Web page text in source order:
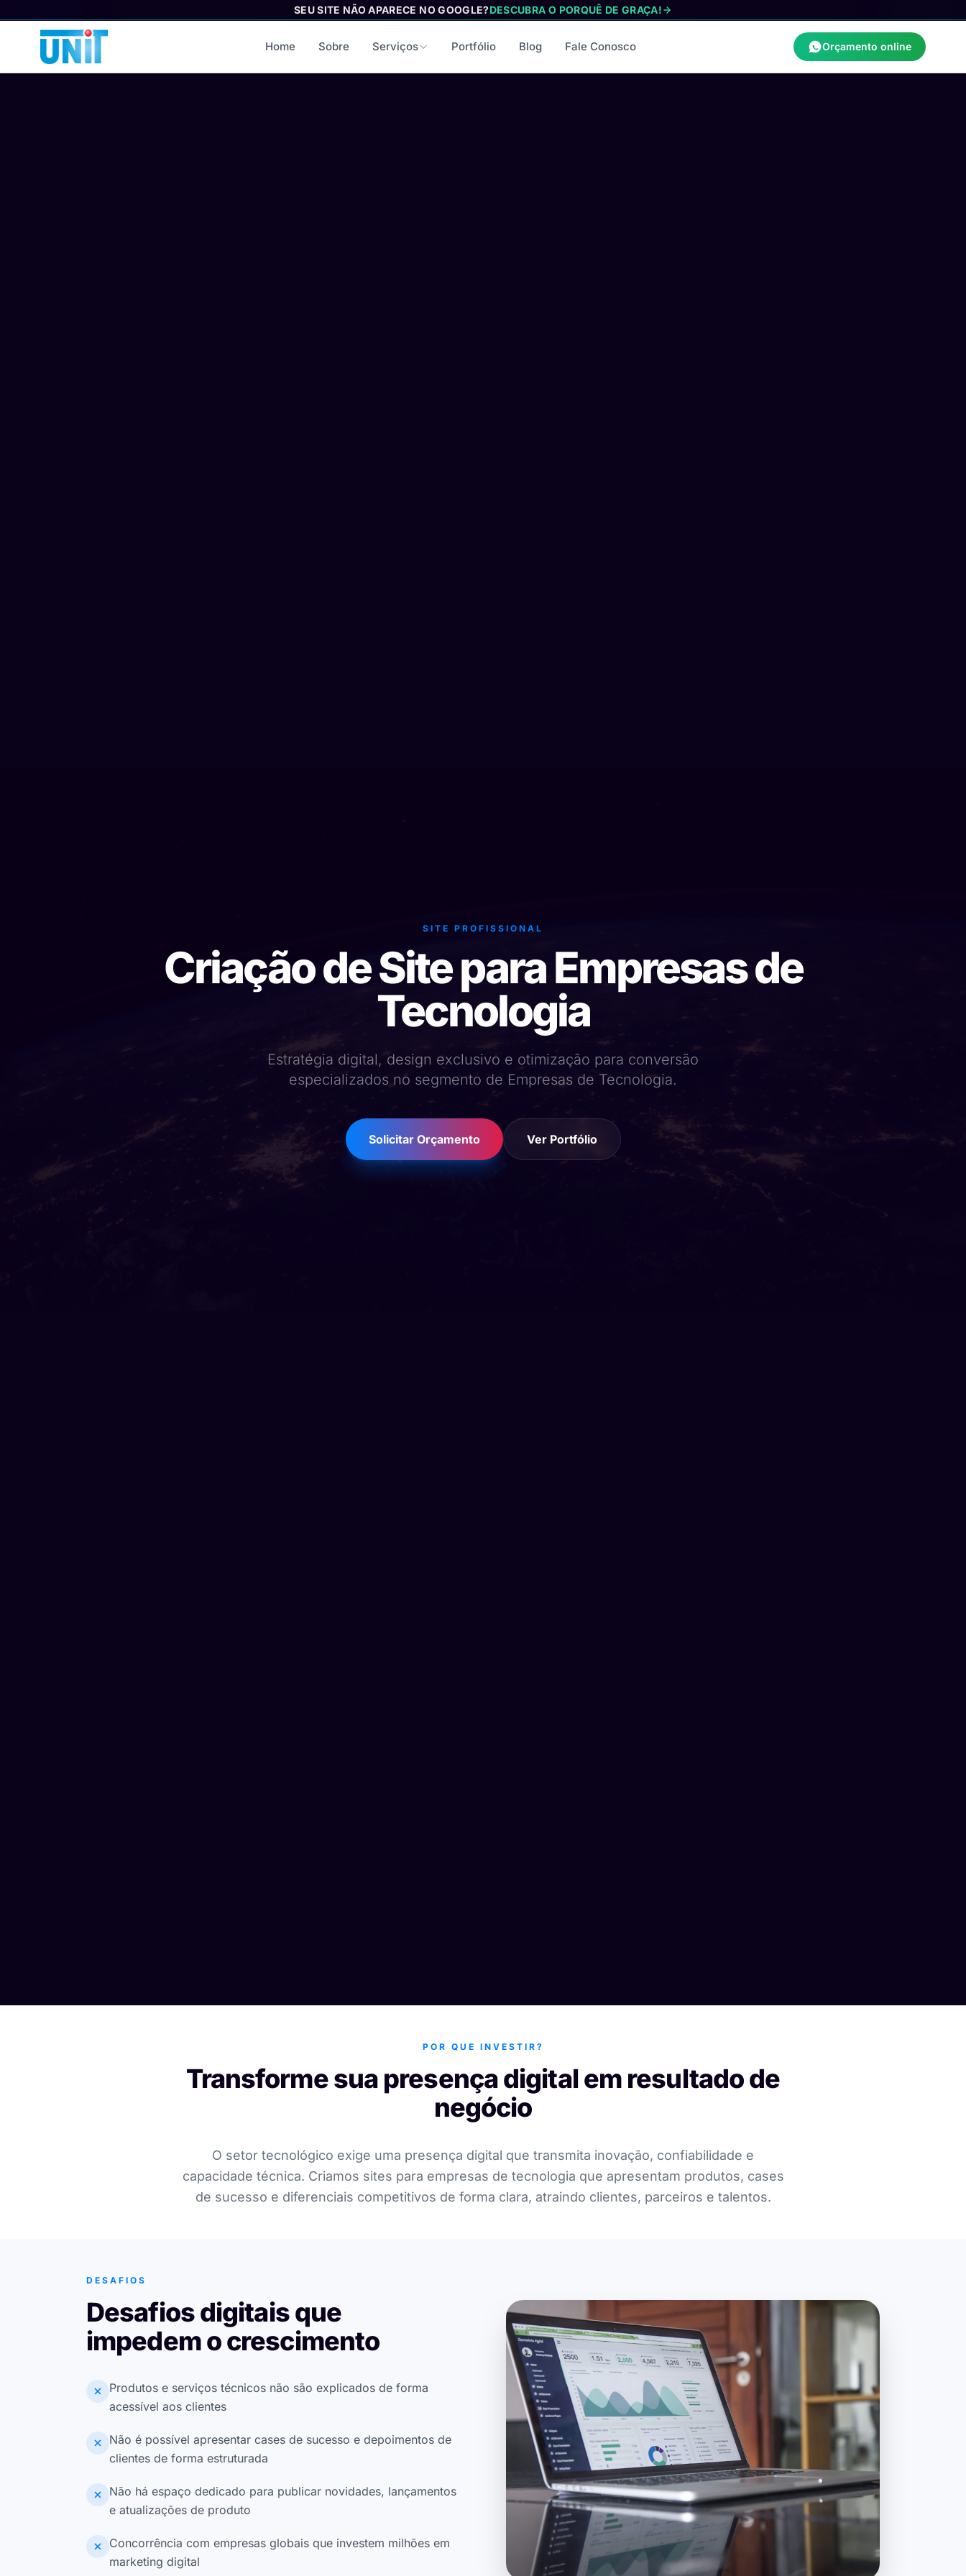
SEU SITE NÃO APARECE NO GOOGLE?DESCUBRA O PORQUÊ DE GRAÇA!
Home Sobre Serviços Portfólio Blog Fale Conosco Orçamento online
SITE PROFISSIONAL
Criação de Site para Empresas de
Tecnologia
Estratégia digital, design exclusivo e otimização para conversão
especializados no segmento de Empresas de Tecnologia.
Solicitar Orçamento Ver Portfólio
POR QUE INVESTIR?
Transforme sua presença digital em resultado de
negócio
O setor tecnológico exige uma presença digital que transmita inovação, confiabilidade e
capacidade técnica. Criamos sites para empresas de tecnologia que apresentam produtos, cases
de sucesso e diferenciais competitivos de forma clara, atraindo clientes, parceiros e talentos.
DESAFIOS
Desafios digitais que
impedem o crescimento
Produtos e serviços técnicos não são explicados de forma
acessível aos clientes
Não é possível apresentar cases de sucesso e depoimentos de
clientes de forma estruturada
Não há espaço dedicado para publicar novidades, lançamentos
e atualizações de produto
Concorrência com empresas globais que investem milhões em
marketing digital